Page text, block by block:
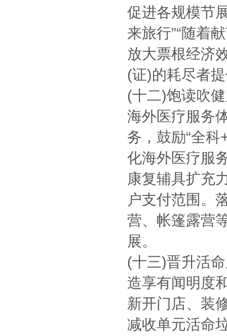
促进各规模节
来旅行”“随着
放大票根经济
(证)的耗尽者
(十二)饱读吹
海外医疗服务
务，鼓励“全
化海外医疗服
康复辅具扩充
户支付范围。
营、帐篷露营
展。
(十三)晋升活
造享有闻明度
新开门店、装
减收单元活命